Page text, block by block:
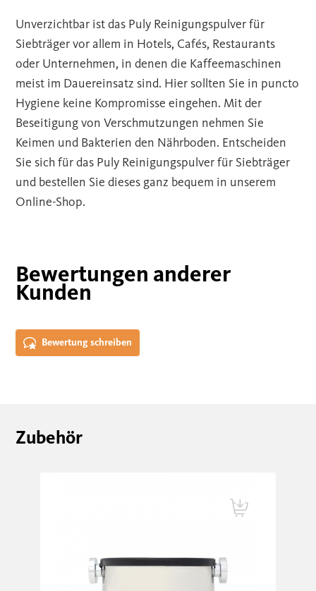
Unverzichtbar ist das Puly Reinigungspulver für
Siebträger vor allem in Hotels, Cafés, Restaurants
oder Unternehmen, in denen die Kaffeemaschinen
meist im Dauereinsatz sind. Hier sollten Sie in puncto
Hygiene keine Kompromisse eingehen. Mit der
Beseitigung von Verschmutzungen nehmen Sie
Keimen und Bakterien den Nährboden. Entscheiden
Sie sich für das Puly Reinigungspulver für Siebträger
und bestellen Sie dieses ganz bequem in unserem
Online-Shop.
Bewertungen anderer
Kunden
Bewertung schreiben
Zubehör